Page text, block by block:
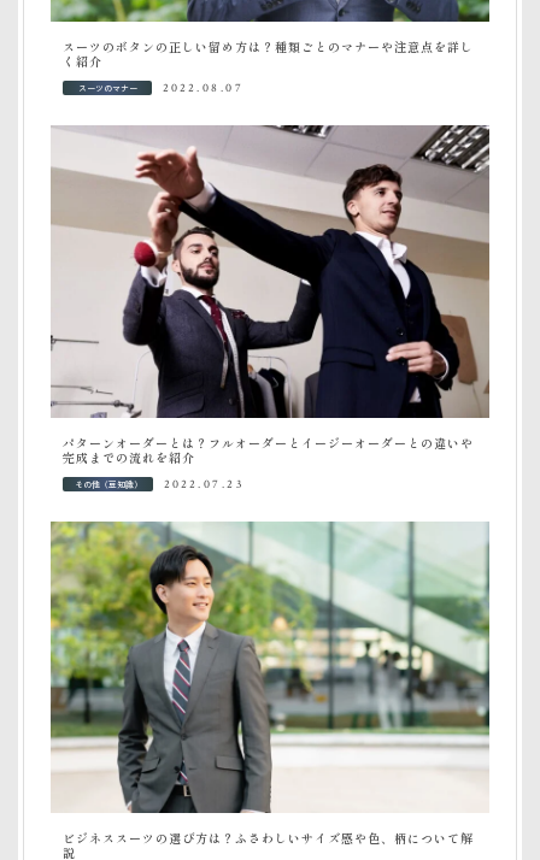
スーツのボタンの正しい留め方は？種類ごとのマナーや注意点を詳し
く紹介
スーツのマナー 2022.08.07
パターンオーダーとは？フルオーダーとイージーオーダーとの違いや
完成までの流れを紹介
その他（豆知識） 2022.07.23
ビジネススーツの選び方は？ふさわしいサイズ感や色、柄について解
説